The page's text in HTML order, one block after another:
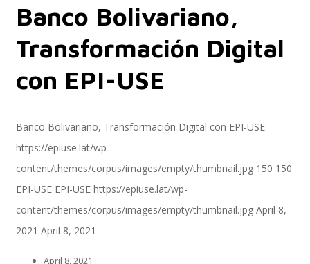
Servicios
Servicios y productos cloud
SAP S/4 HANA
EPI-US4HANA
Banco Bolivariano,
Transformación Digital
con EPI-USE
Banco Bolivariano, Transformación Digital con EPI-USE
https://epiuse.lat/wp-
content/themes/corpus/images/empty/thumbnail.jpg 150 150
EPI-USE EPI-USE https://epiuse.lat/wp-
content/themes/corpus/images/empty/thumbnail.jpg April 8,
2021 April 8, 2021
April 8, 2021